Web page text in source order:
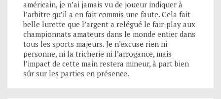
américain, je n’ai jamais vu de joueur indiquer à
l’arbitre qu’il a en fait commis une faute. Cela fait
belle lurette que l’argent a relégué le fair-play aux
championnats amateurs dans le monde entier dans
tous les sports majeurs. Je n’excuse rien ni
personne, ni la tricherie ni l’arrogance, mais
l’impact de cette main restera mineur, à part bien
sûr sur les parties en présence.